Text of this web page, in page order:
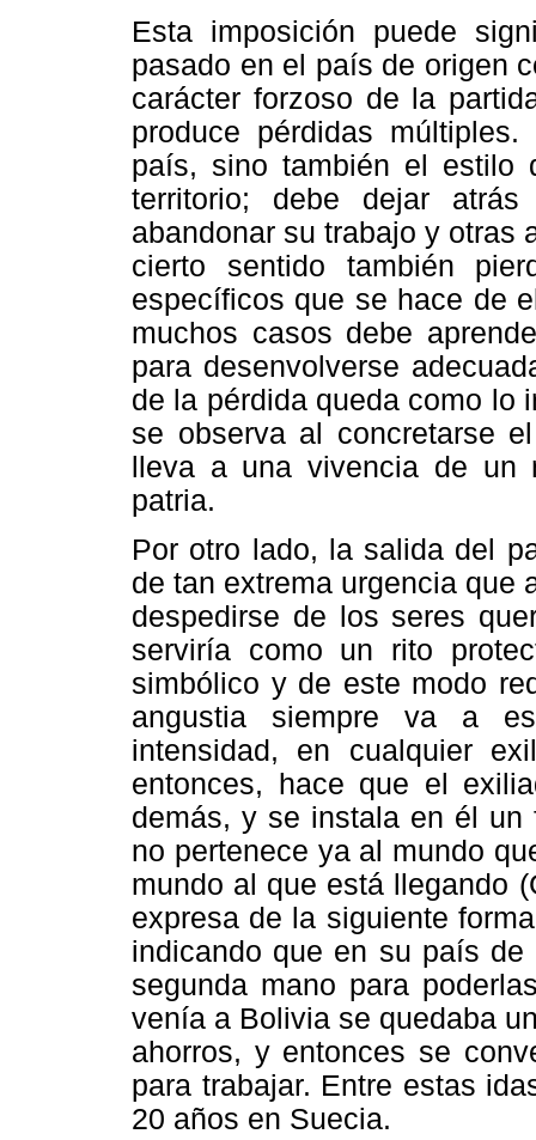
Esta imposición puede
pasado en el país de origen
carácter forzoso de la
produce pérdidas
país, sino también el estilo
territorio; debe dejar
abandonar su trabajo y otras
cierto sentido también
específicos que se hace de
muchos casos debe
para desenvolverse
de la pérdida queda como lo
se observa al concretarse
lleva a una vivencia de
patria.
Por otro lado, la salida del
de tan extrema urgencia que
despedirse de los seres
serviría como un rito
simbólico y de este modo
angustia siempre va a
intensidad, en cualquier
entonces, hace que el
demás, y se instala en él un
no pertenece ya al mundo
mundo al que está llegando
expresa de la siguiente
indicando que en su país
segunda mano para
venía a Bolivia se quedaba
ahorros, y entonces se
para trabajar. Entre estas
20 años en Suecia.